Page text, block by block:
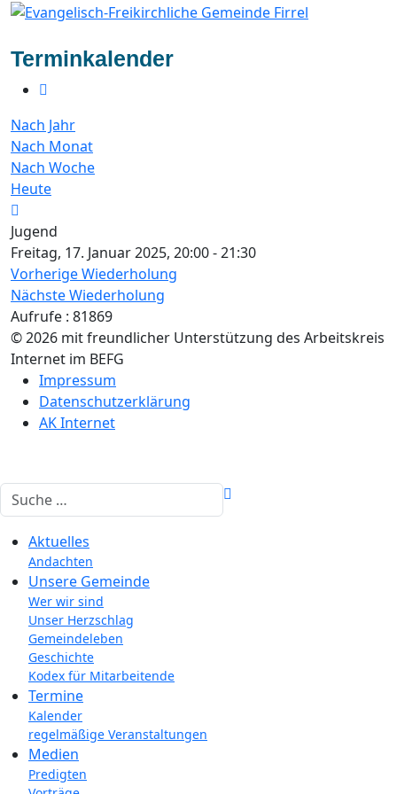
Terminkalender
Nach Jahr
Nach Monat
Nach Woche
Heute
Jugend
Freitag, 17. Januar 2025, 20:00 - 21:30
Vorherige Wiederholung
Nächste Wiederholung
Aufrufe : 81869
© 2026 mit freundlicher Unterstützung des Arbeitskreis
Internet im BEFG
Impressum
Datenschutzerklärung
AK Internet
Suchen
Aktuelles
Andachten
Unsere Gemeinde
Wer wir sind
Unser Herzschlag
Gemeindeleben
Geschichte
Kodex für Mitarbeitende
Termine
Kalender
regelmäßige Veranstaltungen
Medien
Predigten